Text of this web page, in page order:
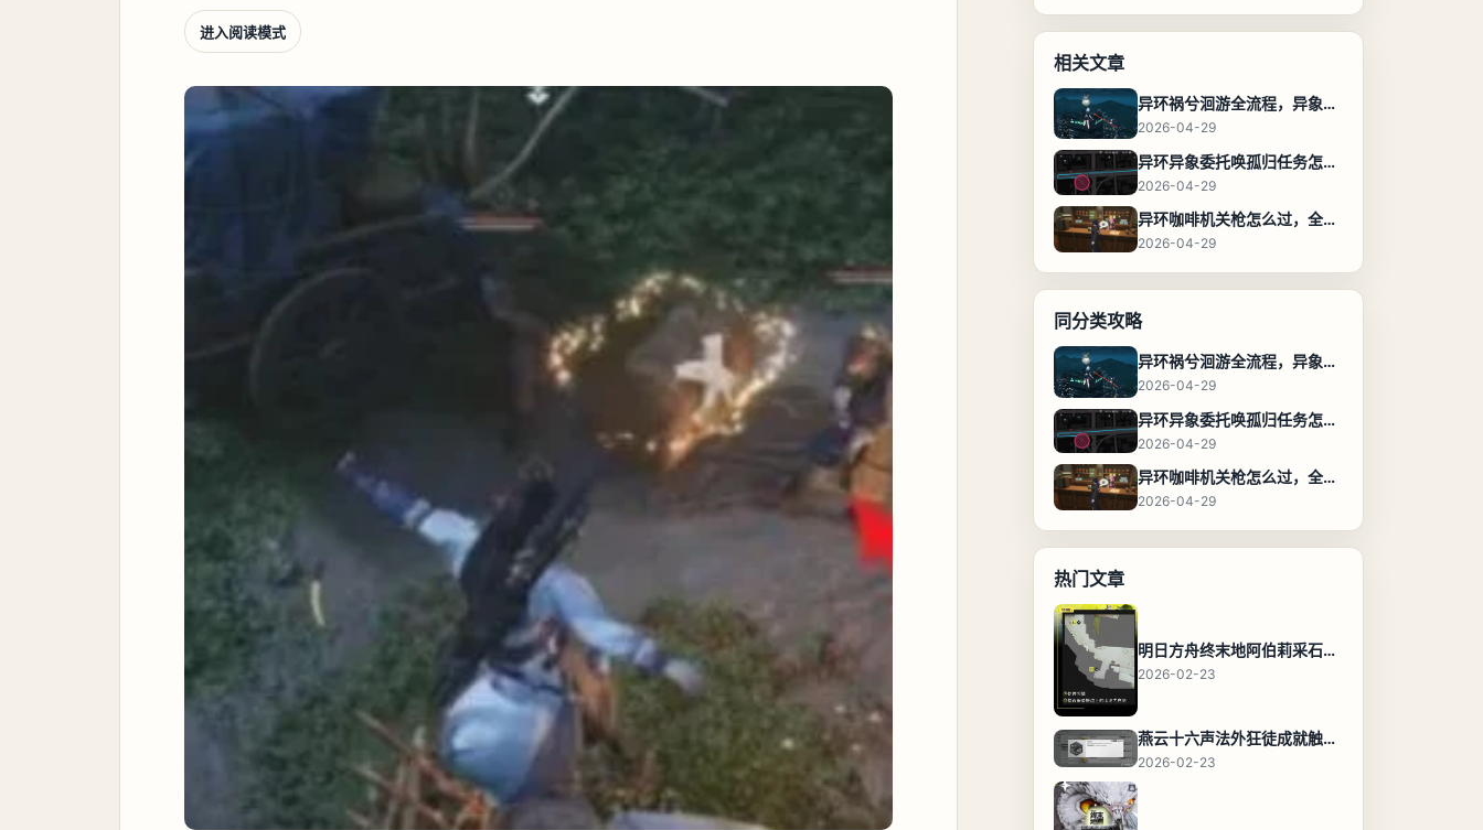
进入阅读模式
相关文章
异环祸兮洄游全流程，异象委托任务通关攻略
2026-04-29
异环异象委托唤孤归任务怎么完成，流程步骤与位置攻略
2026-04-29
异环咖啡机关枪怎么过，全流程通关攻略
2026-04-29
同分类攻略
异环祸兮洄游全流程，异象委托任务通关攻略
2026-04-29
异环异象委托唤孤归任务怎么完成，流程步骤与位置攻略
2026-04-29
异环咖啡机关枪怎么过，全流程通关攻略
2026-04-29
热门文章
明日方舟终末地阿伯莉采石场宝箱全收集攻略，全点位分布图与路线
2026-02-23
燕云十六声法外狂徒成就触发条件与通关攻略
2026-02-23